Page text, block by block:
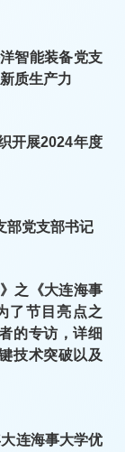
智能装备党支
质生产力
开展2024年度
部党支部书记
之《大连海事
了节目亮点之
的专访，详细
技术突破以及
连海事大学优